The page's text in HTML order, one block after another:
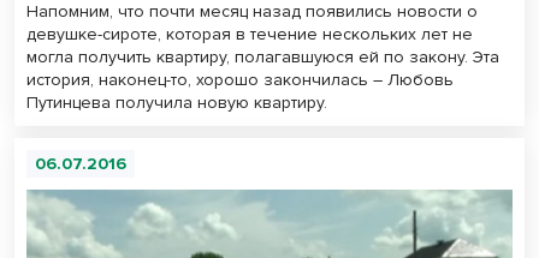
Напомним, что почти месяц назад появились новости о
девушке-сироте, которая в течение нескольких лет не
могла получить квартиру, полагавшуюся ей по закону. Эта
история, наконец-то, хорошо закончилась – Любовь
Путинцева получила новую квартиру.
06.07.2016